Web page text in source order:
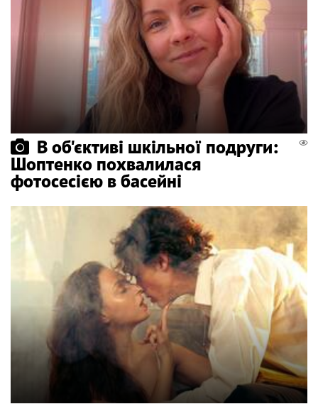
В об'єктиві шкільної подруги:
Шоптенко похвалилася
фотосесією в басейні